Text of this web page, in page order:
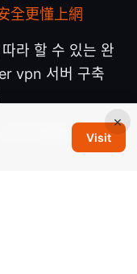
全更懂上網
라 할 수 있는 완
vpn 서버 구축
最新 ios
×
Visit